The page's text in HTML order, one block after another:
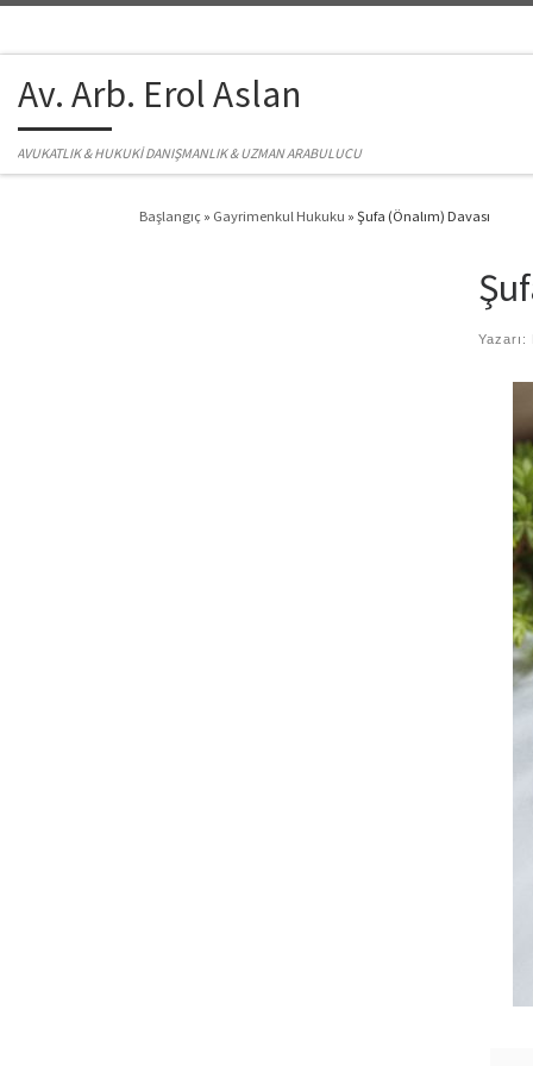
Av. Arb. Erol Aslan
AVUKATLIK & HUKUKİ DANIŞMANLIK & UZMAN ARABULUCU
Başlangıç » Gayrimenkul Hukuku » Şufa (Önalım) Davası
Yazarı: